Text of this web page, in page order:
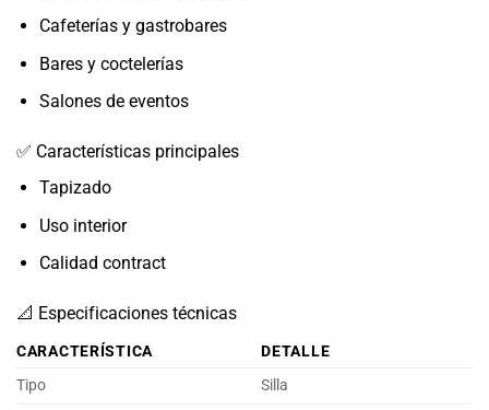
Cafeterías y gastrobares
Bares y coctelerías
Salones de eventos
✅ Características principales
Tapizado
Uso interior
Calidad contract
📐 Especificaciones técnicas
CARACTERÍSTICA
DETALLE
Tipo
Silla